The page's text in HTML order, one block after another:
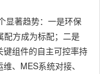
显著趋势：一是环保
配方成为标配；二是
组件的自主可控率持
、MES系统对接、